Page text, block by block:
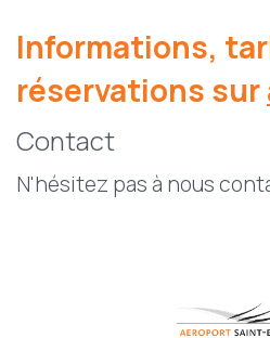
Informations,
réservations sur
Contact
N'hésitez pas à nous